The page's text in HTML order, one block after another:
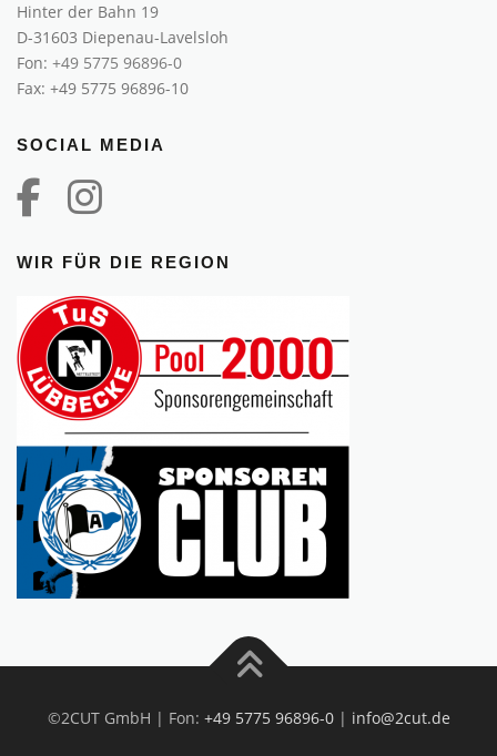
Hinter der Bahn 19
D-31603 Diepenau-Lavelsloh
Fon: +49 5775 96896-0
Fax: +49 5775 96896-10
SOCIAL MEDIA
WIR FÜR DIE REGION
©2CUT GmbH | Fon: +49 5775 96896-0| info@2cut.de